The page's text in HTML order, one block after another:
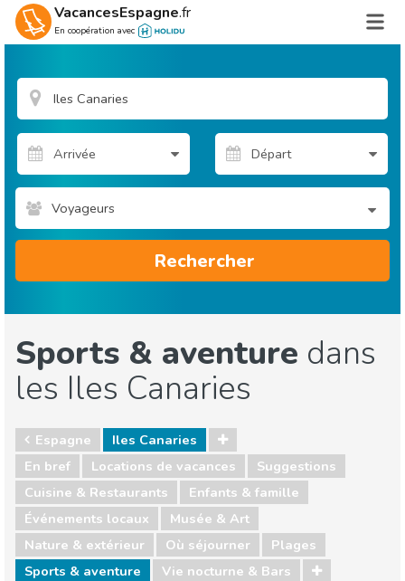
VacancesEspagne.fr
En coopération avec
Voyageurs
Rechercher
Sports & aventure dans
les Iles Canaries
Espagne
Iles Canaries
En bref
Locations de vacances
Suggestions
Cuisine & Restaurants
Enfants & famille
Événements locaux
Musée & Art
Nature & extérieur
Où séjourner
Plages
Sports & aventure
Vie nocturne & Bars